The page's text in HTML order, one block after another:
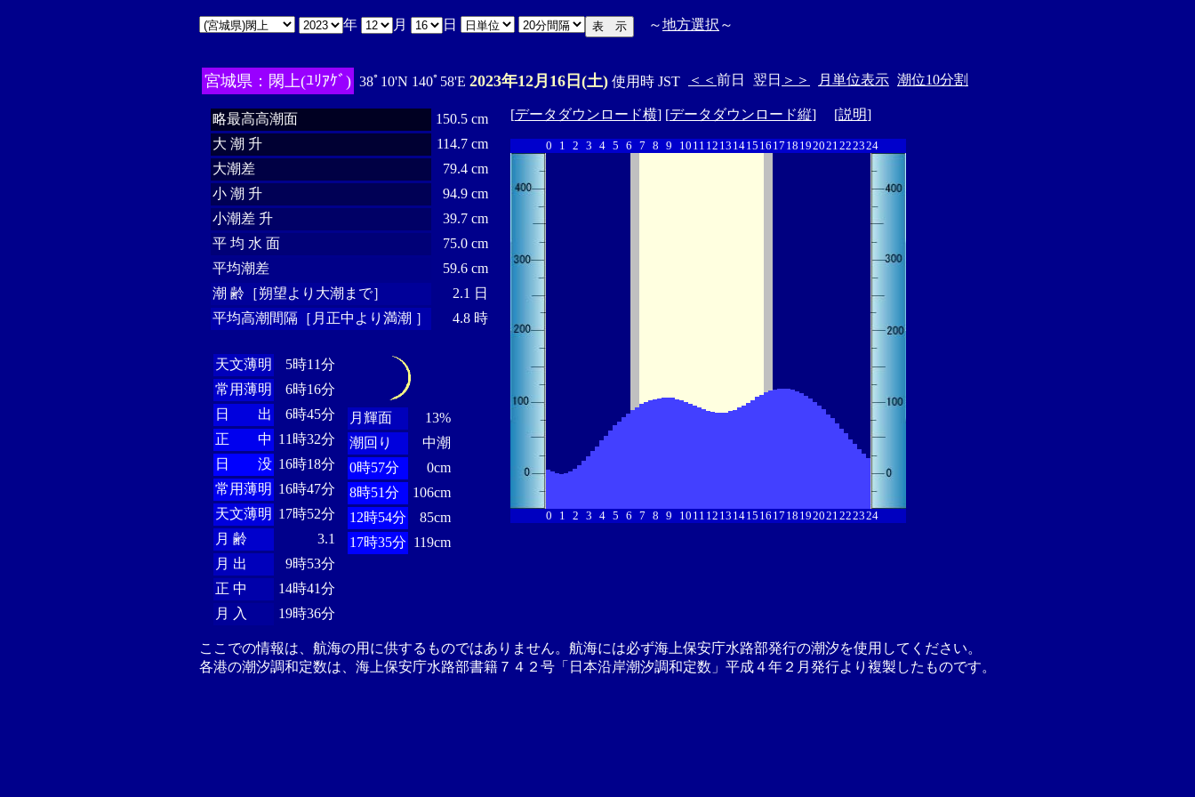
年 月 日 ～地方選択 ～
宮城県：閖上(ﾕﾘｱｹﾞ) 38ﾟ10'N 140ﾟ58'E 2023年12月16日(土) 使用時 JST ＜＜ 前日 翌日 ＞＞ 月単位表示 潮位10分割
略最高高潮面
150.5 cm
大 潮 升
114.7 cm
大潮差
79.4 cm
小 潮 升
94.9 cm
小潮差 升
39.7 cm
平 均 水 面
75.0 cm
平均潮差
59.6 cm
潮 齢［朔望より大潮まで］
2.1 日
平均高潮間隔［月正中より満潮 ］
4.8 時
天文薄明
5時11分
常用薄明
6時16分
日 出
6時45分
正 中 11時32分
日 没 16時18分
常用薄明 16時47分
天文薄明 17時52分
月 齢
3.1
月 出
9時53分
正 中
14時41分
月 入
19時36分
月輝面
13%
潮回り
中潮
0時57分
0cm
8時51分
106cm
12時54分
85cm
17時35分 119cm
[データダウンロード横] [データダウンロード縦] [説明]
0 1 2 3 4 5 6 7 8 9 10 11 12 13 1415 16 17 18 192021222324
0 1 2 3 4 5 6 7 8 9 10 11 12 13 1415 16 17 18 192021222324
ここでの情報は、航海の用に供するものではありません。航海には必ず海上保安庁水路部発行の潮汐を使用してください。
各港の潮汐調和定数は、海上保安庁水路部書籍７４２号「日本沿岸潮汐調和定数」平成４年２月発行より複製したものです。